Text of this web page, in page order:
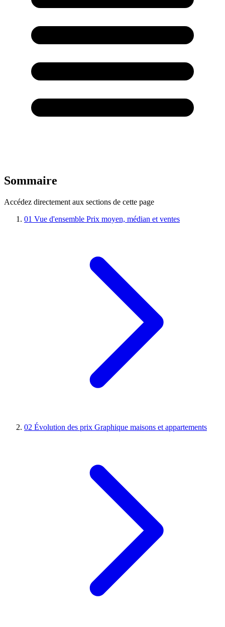
Sommaire
Accédez directement aux sections de cette page
01 Vue d'ensemble Prix moyen, médian et ventes
02 Évolution des prix Graphique maisons et appartements